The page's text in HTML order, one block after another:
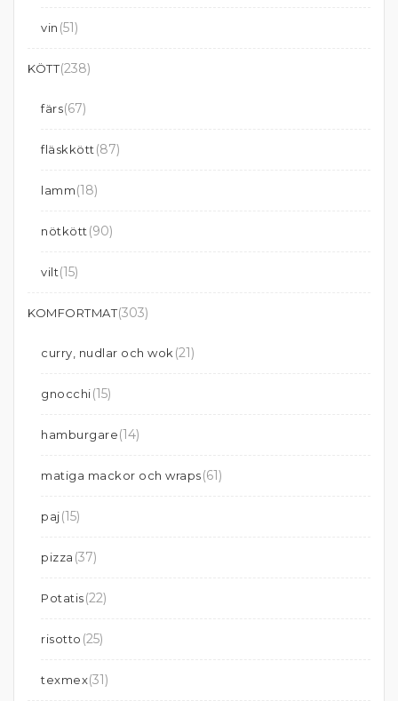
vin (51)
KÖTT(238)
färs(67)
fläskkött (87)
lamm(18)
nötkött (90)
vilt(15)
KOMFORTMAT(303)
curry, nudlar och wok (21)
gnocchi(15)
hamburgare(14)
matiga mackor och wraps(61)
paj(15)
pizza (37)
Potatis(22)
risotto (25)
texmex(31)